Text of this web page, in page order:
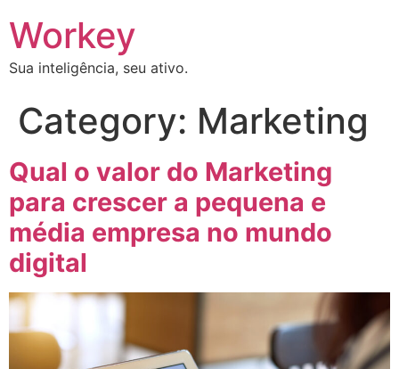
Workey
Sua inteligência, seu ativo.
Category: Marketing
Qual o valor do Marketing
para crescer a pequena e
média empresa no mundo
digital